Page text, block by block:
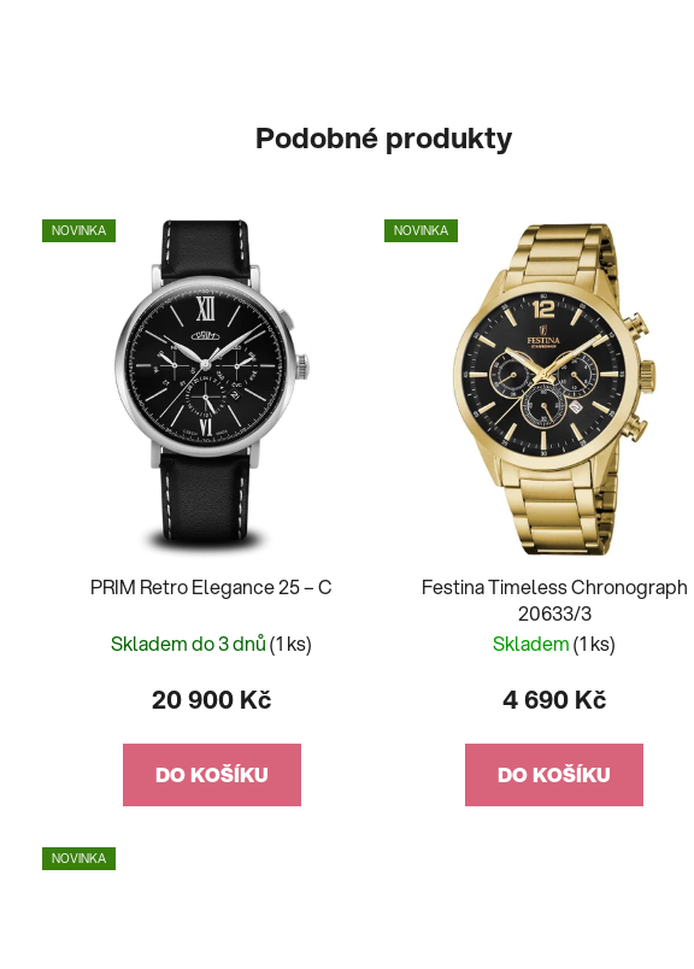
Podobné produkty
NOVINKA
PRIM Retro Elegance 25 – C
Skladem do 3 dnů(1 ks)
20 900 Kč
DO KOŠÍKU
NOVINKA
Festina Timeless Chronograph
20633/3
Skladem(1 ks)
4 690 Kč
DO KOŠÍKU
NOVINKA